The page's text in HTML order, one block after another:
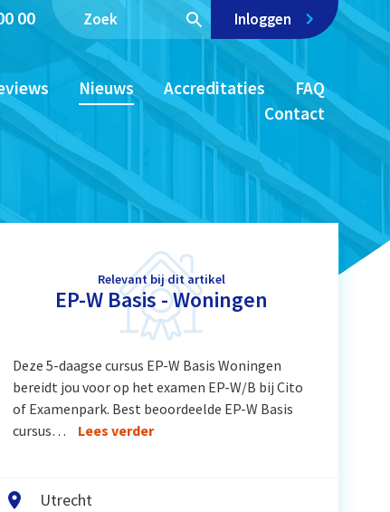
00 Inloggen
Nieuws Accreditaties
FAQ
Contact
Relevant bij dit artikel
EP-W Basis - Woningen
Deze 5-daagse cursus EP-W Basis Woningen
bereidt jou voor op het examen EP-W/B bij Cito
of Examenpark. Best beoordeelde EP-W Basis
cursus…
Lees verder
Utrecht